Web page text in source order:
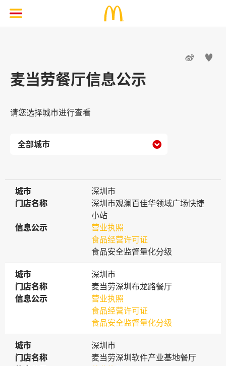
 
麦当劳餐厅信息公示
请您选择城市进行查看

城市
城市
深圳市
门店名称
门店名称
深圳市观澜百佳华领域广场快捷
小站
信息公示
信息公示
营业执照
食品经营许可证
食品安全监督量化分级
城市
城市
深圳市
门店名称
门店名称
麦当劳深圳布龙路餐厅
信息公示
信息公示
营业执照
食品经营许可证
食品安全监督量化分级
城市
城市
深圳市
门店名称
门店名称
麦当劳深圳软件产业基地餐厅